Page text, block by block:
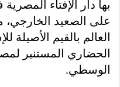
بها دار الإفتاء
على الصعيد
العالم بالقيم الأصيلة
الحضاري المستنير
الوسطي.